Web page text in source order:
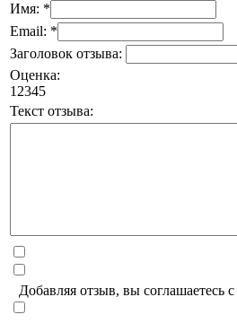
Имя: *
Email: *
Заголовок отзыва:
Оценка:
1 2345
Текст отзыва:
Добавляя отзыв, вы соглашаетесь с